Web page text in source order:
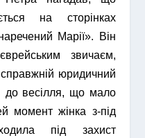
на сторінках
Марії». Він
звичаєм,
юридичний
до весілля, що мало
момент жінка з-під
під захист